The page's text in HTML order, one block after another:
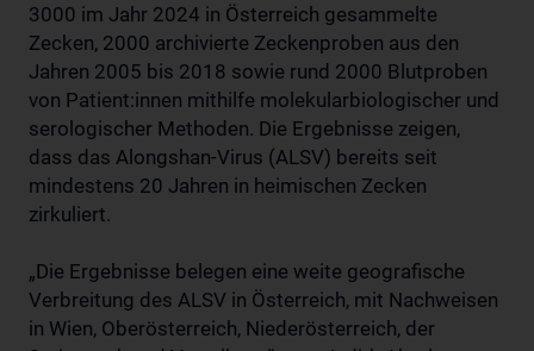
3000 im Jahr 2024 in Österreich gesammelte
Zecken, 2000 archivierte Zeckenproben aus den
Jahren 2005 bis 2018 sowie rund 2000 Blutproben
von Patient:innen mithilfe molekularbiologischer und
serologischer Methoden. Die Ergebnisse zeigen,
dass das Alongshan-Virus (ALSV) bereits seit
mindestens 20 Jahren in heimischen Zecken
zirkuliert.
„Die Ergebnisse belegen eine weite geografische
Verbreitung des ALSV in Österreich, mit Nachweisen
in Wien, Oberösterreich, Niederösterreich, der